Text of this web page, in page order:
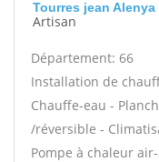
Tourres jean Alenya
Artisan
Département: 66
Installation de
Chauffe-eau -
/réversible -
Pompe à chaleur